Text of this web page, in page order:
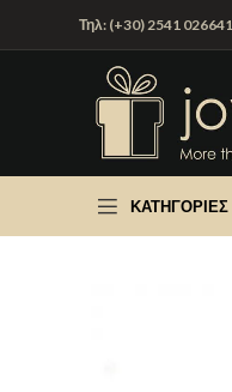
Τηλ: (+30) 2541 026641
ΚΑΤΗΓΟΡΊΕΣ